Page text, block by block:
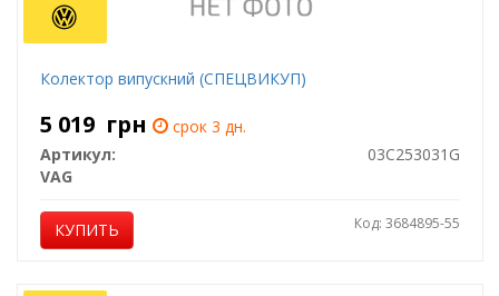
Колектор випускний (СПЕЦВИКУП)
5 019 грн
срок 3 дн.
Артикул:
03C253031G
VAG
КУПИТЬ Код: 3684895-55